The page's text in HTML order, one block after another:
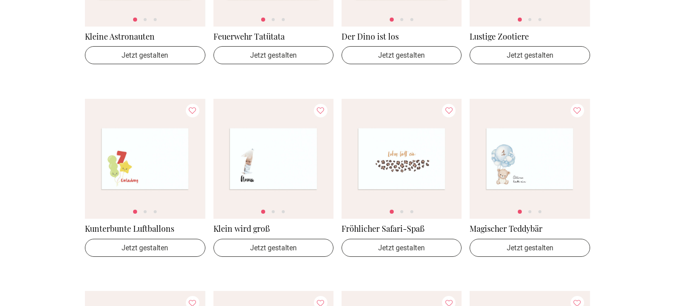
Kleine Astronauten
Jetzt gestalten
Feuerwehr Tatütata
Jetzt gestalten
Der Dino ist los
Jetzt gestalten
Lustige Zootiere
Jetzt gestalten
Kunterbunte Luftballons
Jetzt gestalten
Klein wird groß
Jetzt gestalten
Fröhlicher Safari-Spaß
Jetzt gestalten
Magischer Teddybär
Jetzt gestalten